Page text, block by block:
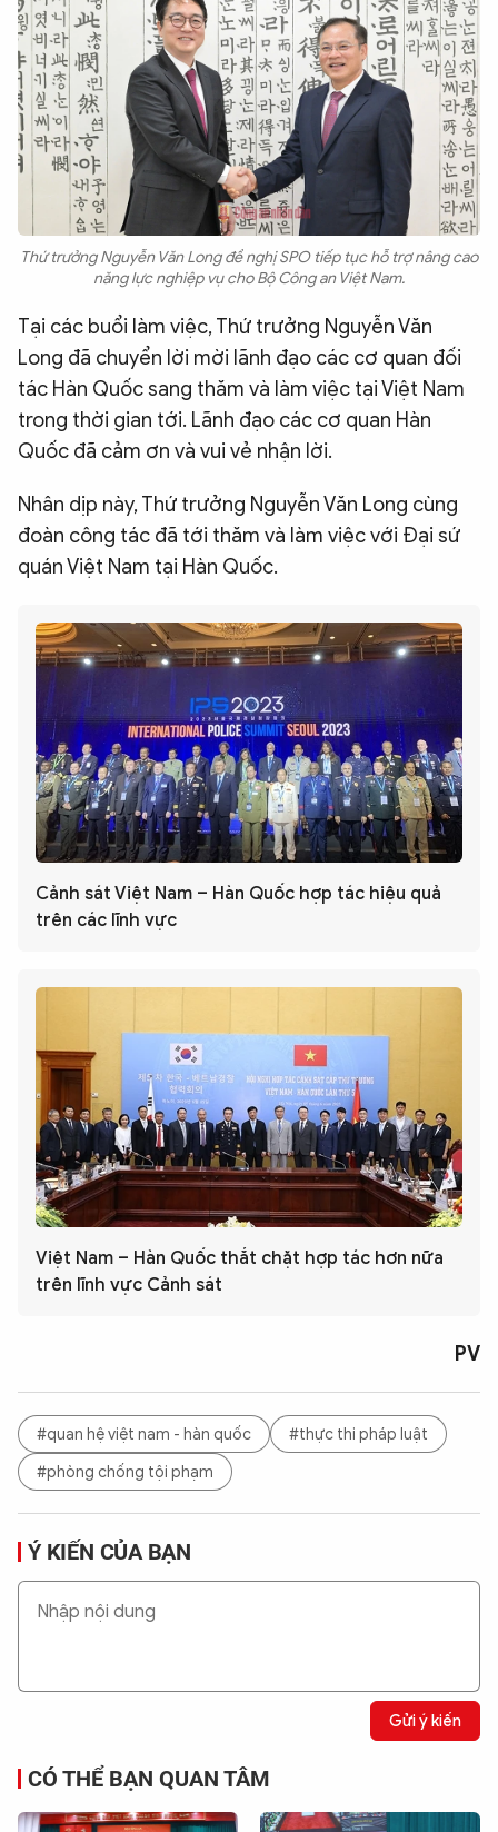
Thứ trưởng Nguyễn Văn Long đề nghị SPO tiếp tục hỗ trợ nâng cao
năng lực nghiệp vụ cho Bộ Công an Việt Nam.
Tại các buổi làm việc, Thứ trưởng Nguyễn Văn
Long đã chuyển lời mời lãnh đạo các cơ quan đối
tác Hàn Quốc sang thăm và làm việc tại Việt Nam
trong thời gian tới. Lãnh đạo các cơ quan Hàn
Quốc đã cảm ơn và vui vẻ nhận lời.
Nhân dịp này, Thứ trưởng Nguyễn Văn Long cùng
đoàn công tác đã tới thăm và làm việc với Đại sứ
quán Việt Nam tại Hàn Quốc.
Cảnh sát Việt Nam – Hàn Quốc hợp tác hiệu quả
trên các lĩnh vực
Việt Nam – Hàn Quốc thắt chặt hợp tác hơn nữa
trên lĩnh vực Cảnh sát
PV
#quan hệ việt nam - hàn quốc
#thực thi pháp luật
#phòng chống tội phạm
Ý KIẾN CỦA BẠN
Gửi ý kiến
CÓ THỂ BẠN QUAN TÂM